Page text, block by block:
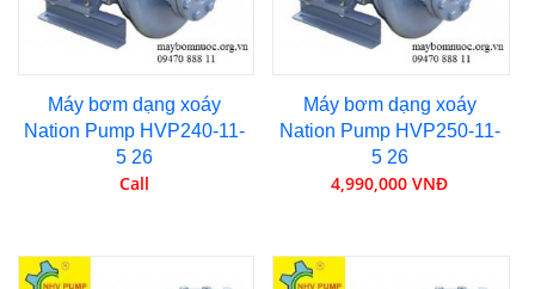
Máy bơm dạng xoáy
Nation Pump HVP240-11-
5 26
Call
Máy bơm dạng xoáy
Nation Pump HVP250-11-
5 26
4,990,000 VNĐ